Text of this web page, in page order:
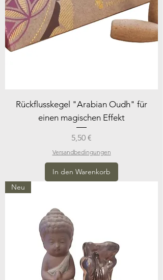
Rückflusskegel "Arabian Oudh" für
einen magischen Effekt
Preis
5,50 €
Versandbedingungen
In den Warenkorb
Neu